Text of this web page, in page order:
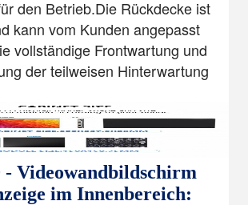
den Betrieb.Die Rückdecke ist
kann vom Kunden angepasst
vollständige Frontwartung und
der teilweisen Hinterwartung
Videowandbildschirm
im Innenbereich: